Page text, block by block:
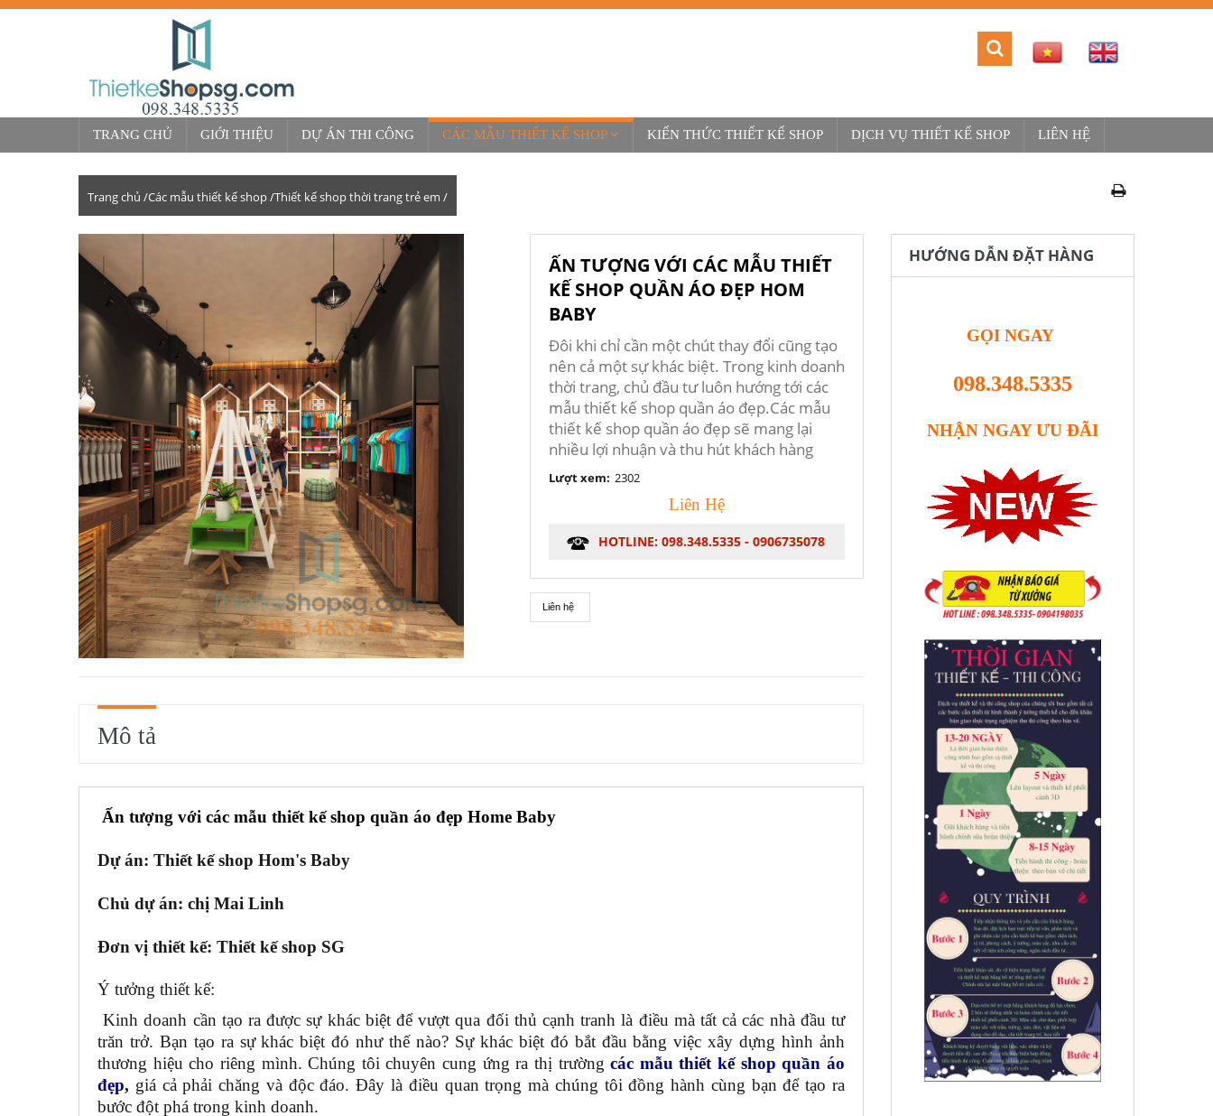
TRANG CHỦ GIỚI THIỆU DỰ ÁN THI CÔNG CÁC MẪU THIẾT KẾ SHOP KIẾN THỨC THIẾT KẾ SHOP DỊCH VỤ THIẾT KẾ SHOP LIÊN HỆ
Trang chủ /Các mẫu thiết kế shop /Thiết kế shop thời trang trẻ em /
ẤN TƯỢNG VỚI CÁC MẪU THIẾT
KẾ SHOP QUẦN ÁO ĐẸP HOM
BABY
Đôi khi chỉ cần một chút thay đổi cũng tạo
nên cả một sự khác biệt. Trong kinh doanh
thời trang, chủ đầu tư luôn hướng tới các
mẫu thiết kế shop quần áo đẹp.Các mẫu
thiết kế shop quần áo đẹp sẽ mang lại
nhiều lợi nhuận và thu hút khách hàng
Lượt xem: 2302
Liên Hệ
HOTLINE: 098.348.5335 - 0906735078
Liên hệ
Mô tả
Ấn tượng với các mẫu thiết kế shop quần áo đẹp Home Baby
Dự án: Thiết kế shop Hom's Baby
Chủ dự án: chị Mai Linh
Đơn vị thiết kế: Thiết kế shop SG
Ý tưởng thiết kế:
Kinh doanh cần tạo ra được sự khác biệt để vượt qua đối thủ cạnh tranh là điều mà tất cả các nhà đầu tư
trăn trở. Bạn tạo ra sự khác biệt đó như thế nào? Sự khác biệt đó bắt đầu bằng việc xây dựng hình ảnh
thương hiệu cho riêng mình. Chúng tôi chuyên cung ứng ra thị trườngcác mẫu thiết kế shop quần áo
đẹp, giá cả phải chăng và độc đáo. Đây là điều quan trọng mà chúng tôi đồng hành cùng bạn để tạo ra
bước đột phá trong kinh doanh.
HƯỚNG DẪN ĐẶT HÀNG
GỌI NGAY
098.348.5335
NHẬN NGAY ƯU ĐÃI